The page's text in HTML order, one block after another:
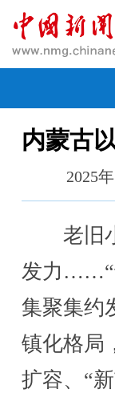
内蒙古
2025
老旧小
发力……“
集聚集约
镇化格局
扩容、“